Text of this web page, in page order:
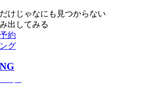
けじゃなにも見つからない
出してみる
約